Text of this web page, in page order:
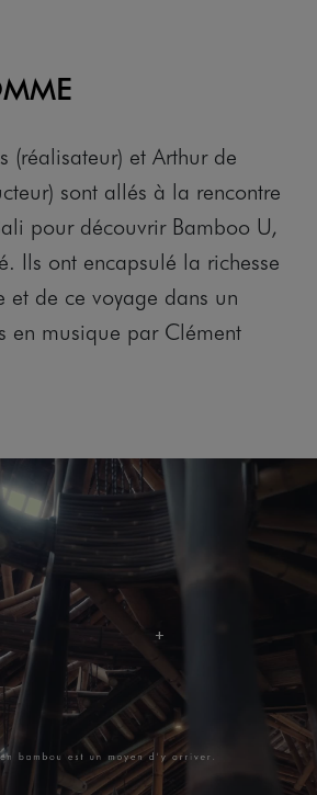
(réalisateur) et Arthur de
sont allés à la rencontre
pour découvrir Bamboo U,
Ils ont encapsulé la richesse
et de ce voyage dans un
en musique par Clément